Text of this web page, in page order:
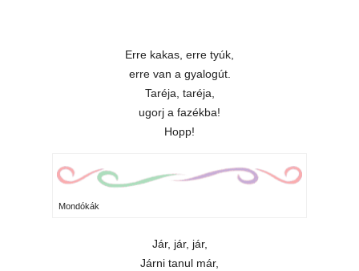
Erre kakas, erre tyúk,
erre van a gyalogút.
Taréja, taréja,
ugorj a fazékba!
Hopp!
Mondókák
Jár, jár, jár,
Járni tanul már,